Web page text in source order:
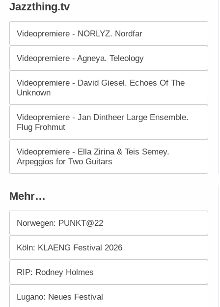
Jazzthing.tv
Videopremiere - NORLYZ. Nordfar
Videopremiere - Agneya. Teleology
Videopremiere - David Giesel. Echoes Of The
Unknown
Videopremiere - Jan Dintheer Large Ensemble.
Flug Frohmut
Videopremiere - Ella Zirina & Teis Semey.
Arpeggios for Two Guitars
Mehr…
Norwegen: PUNKT@22
Köln: KLAENG Festival 2026
RIP: Rodney Holmes
Lugano: Neues Festival